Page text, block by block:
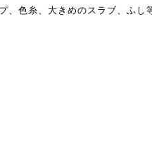
、色糸、大きめのスラブ、ふし